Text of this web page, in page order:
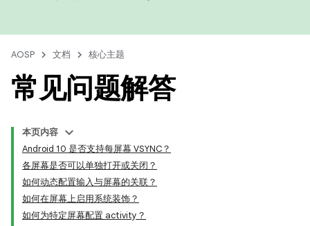
AOSP 文档 核心主题
常见问题解答
本页内容
Android 10 是否支持每屏幕 VSYNC？
各屏幕是否可以单独打开或关闭？
如何动态配置输入与屏幕的关联？
如何在屏幕上启用系统装饰？
如何为特定屏幕配置 activity？